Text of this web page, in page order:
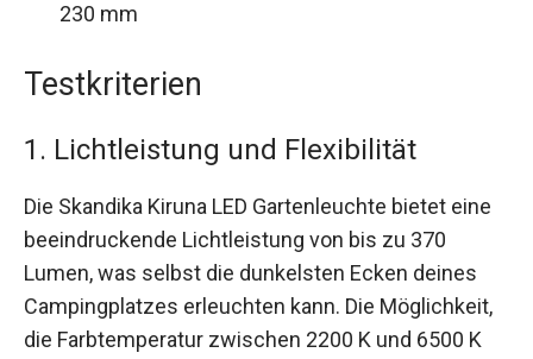
230 mm
Testkriterien
1. Lichtleistung und Flexibilität
Die Skandika Kiruna LED Gartenleuchte bietet eine
beeindruckende Lichtleistung von bis zu 370
Lumen, was selbst die dunkelsten Ecken deines
Campingplatzes erleuchten kann. Die Möglichkeit,
die Farbtemperatur zwischen 2200 K und 6500 K